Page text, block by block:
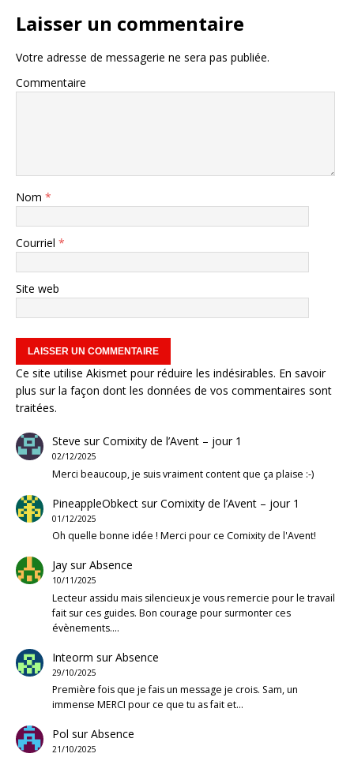
Laisser un commentaire
Votre adresse de messagerie ne sera pas publiée.
Commentaire
Nom *
Courriel *
Site web
Ce site utilise Akismet pour réduire les indésirables. En savoir
plus sur la façon dont les données de vos commentaires sont
traitées.
Steve surComixity de l’Avent – jour 1
02/12/2025
Merci beaucoup, je suis vraiment content que ça plaise :-)
PineappleObkectsurComixity de l’Avent – jour 1
01/12/2025
Oh quelle bonne idée ! Merci pour ce Comixity de l'Avent!
JaysurAbsence
10/11/2025
Lecteur assidu mais silencieux je vous remercie pour le travail
fait sur ces guides. Bon courage pour surmonter ces
évènements.…
Inteorm surAbsence
29/10/2025
Première fois que je fais un message je crois. Sam, un
immense MERCI pour ce que tu as fait et…
Pol surAbsence
21/10/2025